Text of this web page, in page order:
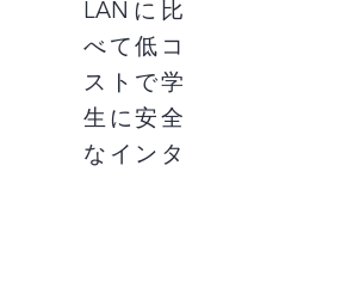
LANに比
べて低コ
ストで学
生に安全
なインタ
タルデバ
イドの問
題に取り
組んでい